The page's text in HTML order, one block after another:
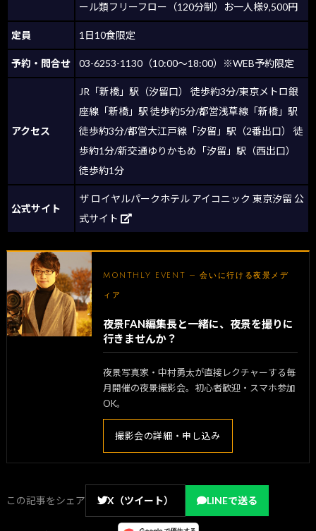
ール類フリーフロー（120分制）お一人様9,500円
定員 1日10食限定
予約・問合せ 03-6253-1130（10:00〜18:00）※WEB予約限定
アクセス
JR「新橋」駅（汐留口） 徒歩約3分/東京メトロ銀
座線「新橋」駅 徒歩約5分/都営浅草線「新橋」駅
徒歩約3分/都営大江戸線「汐留」駅（2番出口） 徒
歩約1分/新交通ゆりかもめ「汐留」駅（西出口）
徒歩約1分
公式サイト
ザ ロイヤルパークホテル アイコニック 東京汐留 公
式サイト
MONTHLY EVENT — 会いに行ける夜景メデ
ィア
夜景FAN編集長と一緒に、夜景を撮りに
行きませんか？
夜景写真家・中村勇太が直接レクチャーする毎
月開催の夜景撮影会。初心者歓迎・スマホ参加
OK。
撮影会の詳細・申し込み
この記事をシェア X（ツイート） LINEで送る